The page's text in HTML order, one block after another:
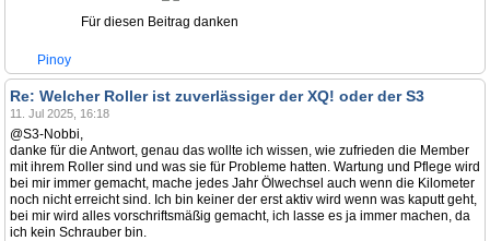
Für diesen Beitrag danken
Pinoy
Re: Welcher Roller ist zuverlässiger der XQ! oder der S3
11. Jul 2025, 16:18
@S3-Nobbi,
danke für die Antwort, genau das wollte ich wissen, wie zufrieden die Member
mit ihrem Roller sind und was sie für Probleme hatten. Wartung und Pflege wird
bei mir immer gemacht, mache jedes Jahr Ölwechsel auch wenn die Kilometer
noch nicht erreicht sind. Ich bin keiner der erst aktiv wird wenn was kaputt geht,
bei mir wird alles vorschriftsmäßig gemacht, ich lasse es ja immer machen, da
ich kein Schrauber bin.